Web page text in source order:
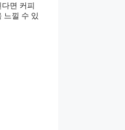
면 커피
느낄 수 있